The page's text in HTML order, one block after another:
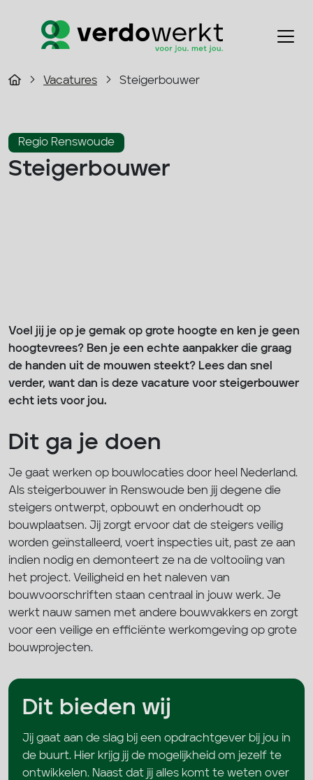
Vacatures Steigerbouwer
Regio Renswoude
Steigerbouwer
Voel jij je op je gemak op grote hoogte en ken je geen
hoogtevrees? Ben je een echte aanpakker die graag
de handen uit de mouwen steekt? Lees dan snel
verder, want dan is deze vacature voor steigerbouwer
echt iets voor jou.
Dit ga je doen
Je gaat werken op bouwlocaties door heel Nederland.
Als steigerbouwer in Renswoude ben jij degene die
steigers ontwerpt, opbouwt en onderhoudt op
bouwplaatsen. Jij zorgt ervoor dat de steigers veilig
worden geïnstalleerd, voert inspecties uit, past ze aan
indien nodig en demonteert ze na de voltooiing van
het project. Veiligheid en het naleven van
bouwvoorschriften staan centraal in jouw werk. Je
werkt nauw samen met andere bouwvakkers en zorgt
voor een veilige en efficiënte werkomgeving op grote
bouwprojecten.
Dit bieden wij
Jij gaat aan de slag bij een opdrachtgever bij jou in
de buurt. Hier krijg jij de mogelijkheid om jezelf te
ontwikkelen. Naast dat jij alles komt te weten over